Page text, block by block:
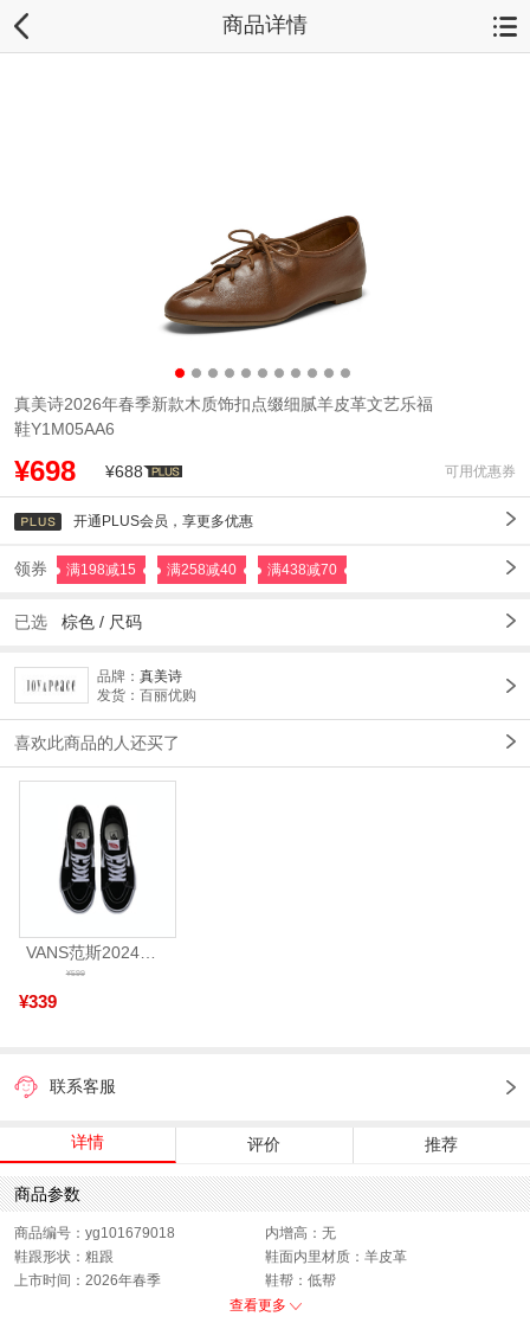
商品详情
真美诗2026年春季新款木质饰扣点缀细腻羊皮革文艺乐福
鞋Y1M05AA6
¥698 ¥688 可用优惠券
开通PLUS会员，享更多优惠
领券 满198减15 满258减40 满438减70
已选 棕色 / 尺码
品牌： 真美诗
发货：百丽优购
喜欢此商品的人还买了
VANS范斯2024中性SK8-HiCL帆布鞋/硫化鞋VN000D5IB8C
¥339
¥599
联系客服
详情 评价 推荐
商品参数
商品编号：yg101679018
内增高：无
鞋跟形状：粗跟
鞋面内里材质：羊皮革
上市时间：2026年春季
鞋帮：低帮
参考鞋宽(女)：8.5CM
查看更多